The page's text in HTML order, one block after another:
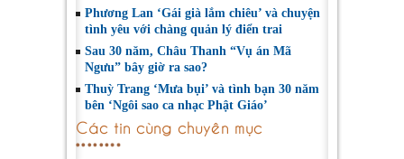
Phương Lan ‘Gái già lắm chiêu’ và chuyện
tình yêu với chàng quản lý điển trai
Sau 30 năm, Châu Thanh “Vụ án Mã
Ngưu” bây giờ ra sao?
Thuỳ Trang ‘Mưa bụi’ và tình bạn 30 năm
bên ‘Ngôi sao ca nhạc Phật Giáo’
Các tin cùng chuyên mục